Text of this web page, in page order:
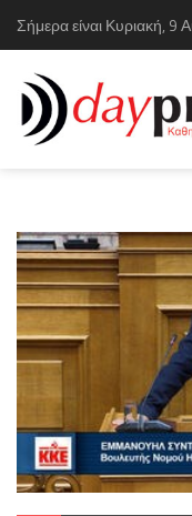
Σήμερα είναι Κυριακή, 9